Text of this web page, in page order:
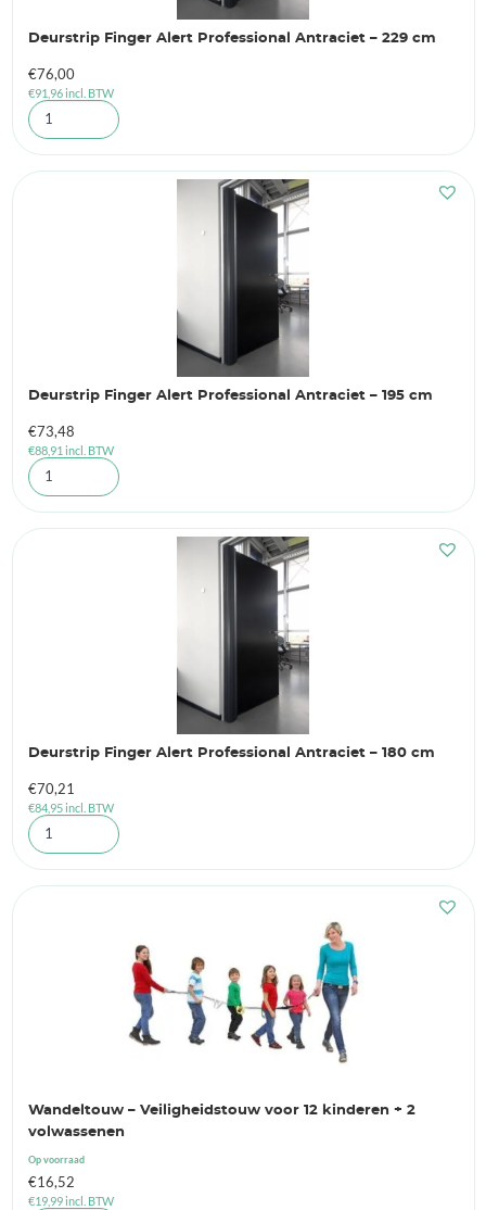
Deurstrip Finger Alert Professional Antraciet – 229 cm
€76,00
€91,96incl. BTW
Deurstrip Finger Alert Professional Antraciet – 195 cm
€73,48
€88,91 incl. BTW
Deurstrip Finger Alert Professional Antraciet – 180 cm
€70,21
€84,95incl. BTW
Wandeltouw – Veiligheidstouw voor 12 kinderen + 2
volwassenen
Op voorraad
€16,52
€19,99incl. BTW